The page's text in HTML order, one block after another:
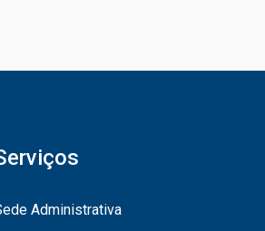
Administrativa